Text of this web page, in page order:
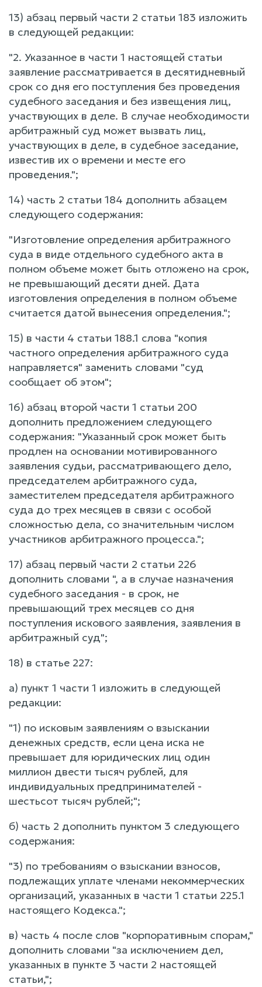
13) абзац первый части 2 статьи 183 изложить
в следующей редакции:
"2. Указанное в части 1 настоящей статьи
заявление рассматривается в десятидневный
срок со дня его поступления без проведения
судебного заседания и без извещения лиц,
участвующих в деле. В случае необходимости
арбитражный суд может вызвать лиц,
участвующих в деле, в судебное заседание,
известив их о времени и месте его
проведения.";
14) часть 2 статьи 184 дополнить абзацем
следующего содержания:
"Изготовление определения арбитражного
суда в виде отдельного судебного акта в
полном объеме может быть отложено на срок,
не превышающий десяти дней. Дата
изготовления определения в полном объеме
считается датой вынесения определения.";
15) в части 4 статьи 188.1 слова "копия
частного определения арбитражного суда
направляется" заменить словами "суд
сообщает об этом";
16) абзац второй части 1 статьи 200
дополнить предложением следующего
содержания: "Указанный срок может быть
продлен на основании мотивированного
заявления судьи, рассматривающего дело,
председателем арбитражного суда,
заместителем председателя арбитражного
суда до трех месяцев в связи с особой
сложностью дела, со значительным числом
участников арбитражного процесса.";
17) абзац первый части 2 статьи 226
дополнить словами ", а в случае назначения
судебного заседания - в срок, не
превышающий трех месяцев со дня
поступления искового заявления, заявления в
арбитражный суд";
18) в статье 227:
а) пункт 1 части 1 изложить в следующей
редакции:
"1) по исковым заявлениям о взыскании
денежных средств, если цена иска не
превышает для юридических лиц один
миллион двести тысяч рублей, для
индивидуальных предпринимателей -
шестьсот тысяч рублей;";
б) часть 2 дополнить пунктом 3 следующего
содержания:
"3) по требованиям о взыскании взносов,
подлежащих уплате членами некоммерческих
организаций, указанных в части 1 статьи 225.1
настоящего Кодекса.";
в) часть 4 после слов "корпоративным спорам,"
дополнить словами "за исключением дел,
указанных в пункте 3 части 2 настоящей
статьи,";